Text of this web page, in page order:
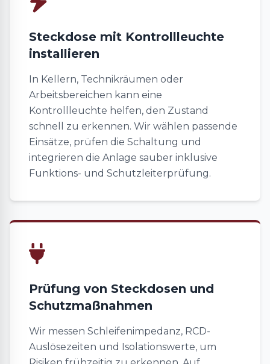
Steckdose mit Kontrollleuchte
installieren
In Kellern, Technikräumen oder
Arbeitsbereichen kann eine
Kontrollleuchte helfen, den Zustand
schnell zu erkennen. Wir wählen passende
Einsätze, prüfen die Schaltung und
integrieren die Anlage sauber inklusive
Funktions- und Schutzleiterprüfung.
Prüfung von Steckdosen und
Schutzmaßnahmen
Wir messen Schleifenimpedanz, RCD-
Auslösezeiten und Isolationswerte, um